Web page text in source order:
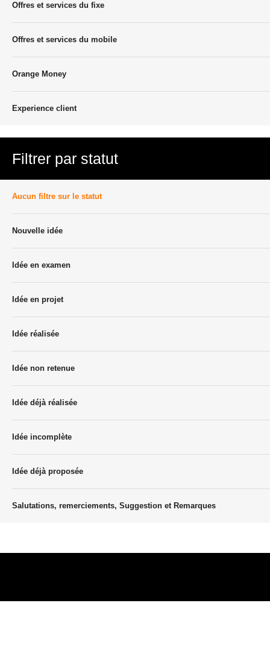
Offres et services du fixe
Offres et services du mobile
Orange Money
Experience client
Filtrer par statut
Aucun filtre sur le statut
Nouvelle idée
Idée en examen
Idée en projet
Idée réalisée
Idée non retenue
Idée déjà réalisée
Idée incomplète
Idée déjà proposée
Salutations, remerciements, Suggestion et Remarques